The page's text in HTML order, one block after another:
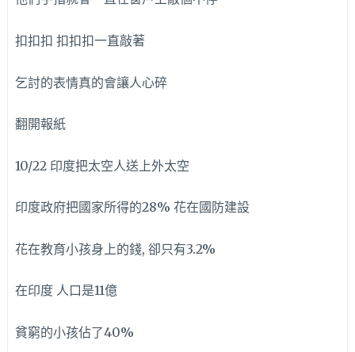
扣扣扣 扣扣扣一直敲著
乞討的表情真的會讓人心碎
翻開報紙
10/22 印度把太空人送上外太空
印度政府把國家所得的28% 花在國防建設
花在教育小孩身上的錢, 卻只有3.2%
在印度 人口是11億
貧窮的小孩佔了40%